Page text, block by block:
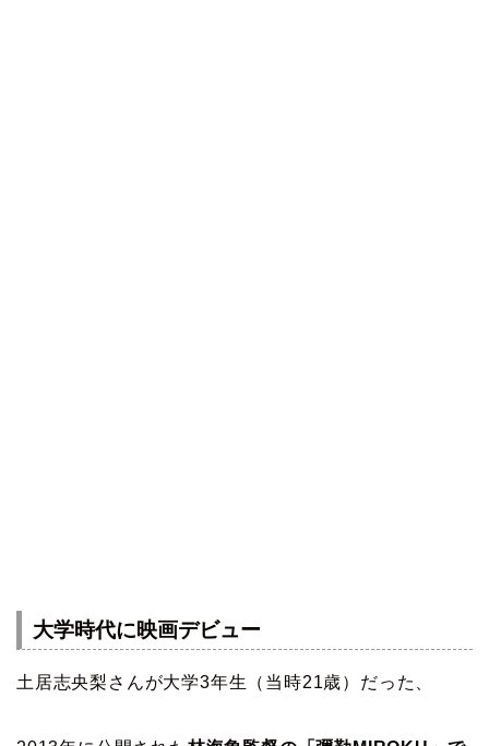
大学時代に映画デビュー
土居志央梨さんが大学3年生（当時21歳）だった、